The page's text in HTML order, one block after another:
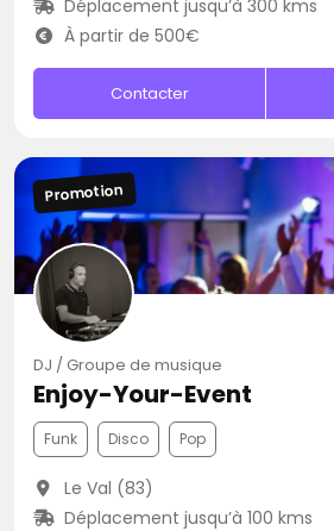
Déplacement jusqu’à 300 kms
À partir de 500€
Contacter
Promotion
DJ / Groupe de musique
Enjoy-Your-Event
Funk Disco Pop
Le Val (83)
Déplacement jusqu’à 100 kms